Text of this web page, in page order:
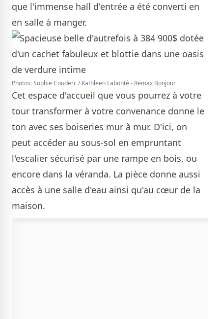
que l'immense hall d'entrée a été converti en
en salle à manger.
Photos: Sophie Couderc / Kathleen Labonté - Remax Bonjour
Cet espace d'accueil que vous pourrez à votre
tour transformer à votre convenance donne le
ton avec ses boiseries mur à mur. D'ici, on
peut accéder au sous-sol en empruntant
l'escalier sécurisé par une rampe en bois, ou
encore dans la véranda. La pièce donne aussi
accès à une salle d'eau ainsi qu'au cœur de la
maison.